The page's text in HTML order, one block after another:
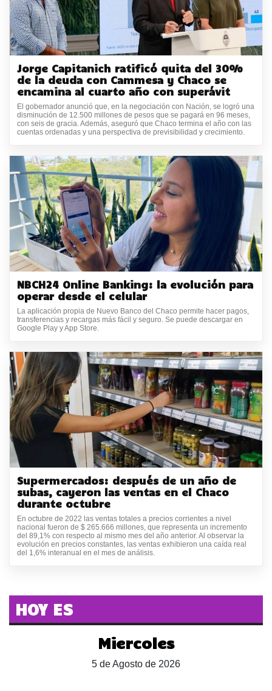
Jorge Capitanich ratificó quita del 30%
de la deuda con Cammesa y Chaco se
encamina al cuarto año con superávit
El gobernador anunció que, en la negociación con Nación, se logró una
disminución de 12.500 millones de pesos que se pagará en 96 meses,
con seis de gracia. Además, aseguró que Chaco termina el año con las
cuentas ordenadas y una perspectiva de previsibilidad y crecimiento.
NBCH24 Online Banking: la evolución para
operar desde el celular
La aplicación propia de Nuevo Banco del Chaco permite hacer pagos,
transferencias y recargas más fácil y seguro. Se puede descargar en
Google Play y App Store.
Supermercados: después de un año de
subas, cayeron las ventas en el Chaco
durante octubre
En octubre de 2022 las ventas totales a precios corrientes a nivel
nacional fueron de $ 265.666 millones, que representa un incremento
del 89,1% con respecto al mismo mes del año anterior. Al observar la
evolución en precios constantes, las ventas exhibieron una caída real
del 1,6% interanual en el mes de análisis.
HOY ES
Miercoles
5 de Agosto de 2026